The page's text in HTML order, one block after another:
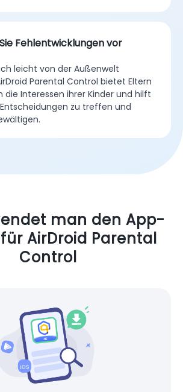
Fehlentwicklungen vor
leicht von der Außenwelt
Parental Control bietet Eltern
die Interessen ihrer Kinder und hilft
zu treffen und
man den App-
AirDroid Parental
Control